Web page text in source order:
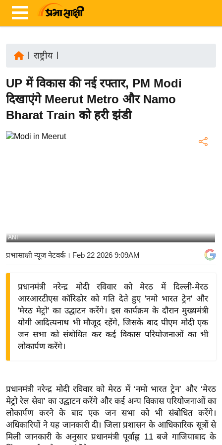
ज़ा
ख
ब
र
रा
य
ज़
शे
ष
ज्ञ
रा
राष्ट्रीय|
UP में विकास की नई रफ्तार, PM Modi
दिखाएंगे Meerut Metro और Namo
Bharat Train को हरी झंडी
ANI
प्रभासाक्षी न्यूज नेटवर्क। Feb 22 2026 9:09AM
प्रधानमंत्री नरेन्द्र मोदी रविवार को मेरठ में दिल्ली-मेरठ
आरआरटीएस कॉरिडोर को गति देते हुए 'नमो भारत ट्रेन' और
'मेरठ मेट्रो' का उद्घाटन करेंगे। इस कार्यक्रम के दौरान मुख्यमंत्री
योगी आदित्यनाथ भी मौजूद रहेंगे, जिसके बाद पीएम मोदी एक
जन सभा को संबोधित कर कई विकास परियोजनाओं का भी
लोकार्पण करेंगे।
प्रधानमंत्री नरेन्द्र मोदी रविवार को मेरठ में ‘नमो भारत ट्रेन’ और ‘मेरठ
मेट्रो रेल सेवा’ का उद्घाटन करेंगे और कई अन्य विकास परियोजनाओं का
लोकार्पण करने के बाद एक जन सभा को भी संबोधित करेंगे।
अधिकारियों ने यह जानकारी दी। जिला प्रशासन के आधिकारिक सूत्रों से
मिली जानकारी के अनुसार प्रधानमंत्री पूर्वाह्न 11 बजे गाजियाबाद के